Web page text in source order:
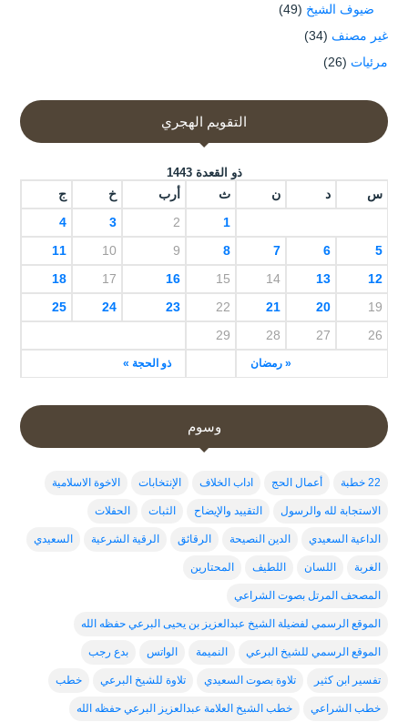
ضيوف الشيخ (49)
غير مصنف (34)
مرئيات (26)
التقويم الهجري
ذو القعدة 1443
س د ن ث أرب خ ج
« رمضان ذو الحجة »
1
2
3
4
5
6
7
8
9
10
11
12
13
14
15
16
17
18
19
20
21
22
23
24
25
26
27
28
29
وسوم
22 خطبة أعمال الحج اداب الخلاف الإنتخابات الاخوة الاسلامية
الاستجابة لله والرسول التقييد والإيضاح الثبات الحفلات
الداعية السعيدي الدين النصيحة الرقائق الرقية الشرعية السعيدي
الغربة اللسان اللطيف المحتارين
المصحف المرتل بصوت الشراعي
الموقع الرسمي لفضيلة الشيخ عبدالعزيز بن يحيى البرعي حفظه الله
الموقع الرسمي للشيخ البرعي النميمة الواتس بدع رجب
تفسير ابن كثير تلاوة بصوت السعيدي تلاوة للشيخ البرعي خطب
خطب الشراعي خطب الشيخ العلامة عبدالعزيز البرعي حفظه الله